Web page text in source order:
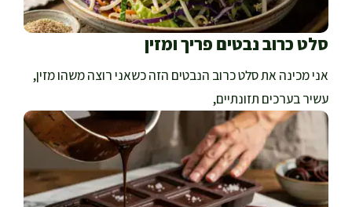
סלט כרוב נבטים פריך ומזין
אני מכינה את סלט כרוב הנבטים הזה כשאני רוצה משהו מזין,
עשיר בערכים תזונתיים,